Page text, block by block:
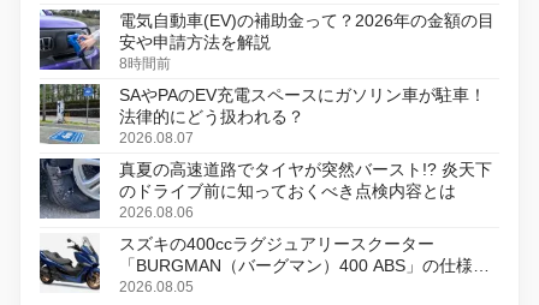
電気自動車(EV)の補助金って？2026年の金額の目
安や申請方法を解説
8時間前
SAやPAのEV充電スペースにガソリン車が駐車！
法律的にどう扱われる？
2026.08.07
真夏の高速道路でタイヤが突然バースト!? 炎天下
のドライブ前に知っておくべき点検内容とは
2026.08.06
スズキの400ccラグジュアリースクーター
「BURGMAN（バーグマン）400 ABS」の仕様を
変更し、8月18日に発売
2026.08.05